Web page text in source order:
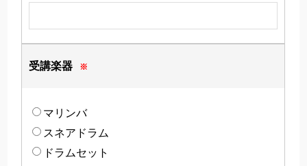
受講楽器 ※
マリンバ
スネアドラム
ドラムセット